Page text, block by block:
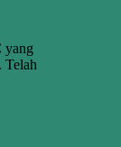
yang
Telah